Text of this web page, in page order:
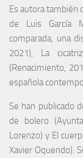
Es autora también
de Luis García
comparada, una
2021), La
(Renacimiento,
española
Se han publicado
de bolero
Lorenzo) y El
Xavier Oquendo).